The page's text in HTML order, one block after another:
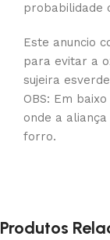
probabilidade
Este anuncio
para evitar a
sujeira
OBS: Em
onde a
forro.
Produtos